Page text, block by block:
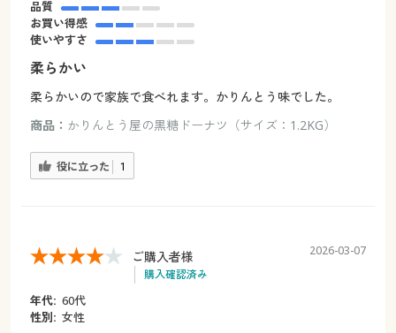
品質
お買い得感
使いやすさ
柔らかい
柔らかいので家族で食べれます。かりんとう味でした。
商品： かりんとう屋の黒糖ドーナツ（サイズ：1.2KG）
役に立った 1
ご購入者様
購入確認済み
2026-03-07
年代: 60代
性別: 女性